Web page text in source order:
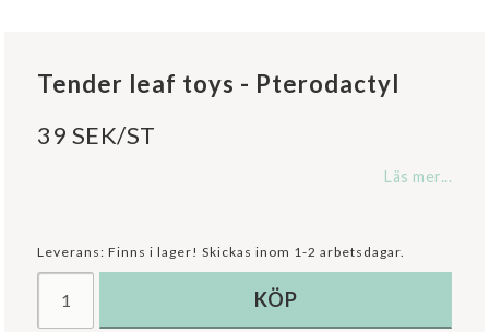
Tender leaf toys - Pterodactyl
39 SEK/ST
Läs mer...
Leverans: Finns i lager! Skickas inom 1-2 arbetsdagar.
KÖP